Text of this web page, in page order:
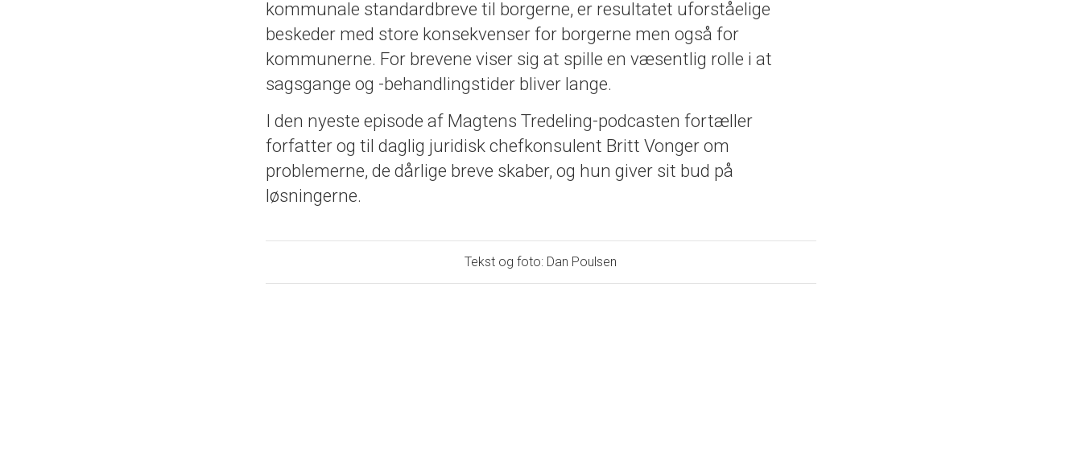
kommunale standardbreve til borgerne, er resultatet uforståelige
beskeder med store konsekvenser for borgerne men også for
kommunerne. For brevene viser sig at spille en væsentlig rolle i at
sagsgange og -behandlingstider bliver lange.
I den nyeste episode af Magtens Tredeling-podcasten fortæller
forfatter og til daglig juridisk chefkonsulent Britt Vonger om
problemerne, de dårlige breve skaber, og hun giver sit bud på
løsningerne.
Tekst og foto: Dan Poulsen